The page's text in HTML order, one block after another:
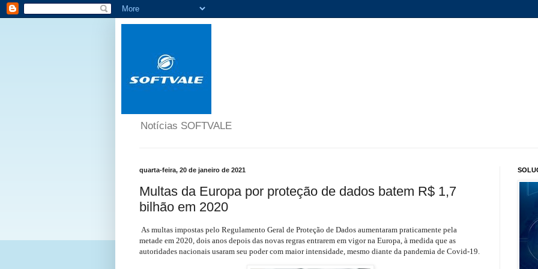
Notícias SOFTVALE
quarta-feira, 20 de janeiro de 2021
Multas da Europa por proteção de dados batem R$ 1,7
bilhão em 2020
As multas impostas pelo Regulamento Geral de Proteção de Dados aumentaram praticamente pela
metade em 2020, dois anos depois das novas regras entrarem em vigor na Europa, à medida que as
autoridades nacionais usaram seu poder com maior intensidade, mesmo diante da pandemia de Covid-19.